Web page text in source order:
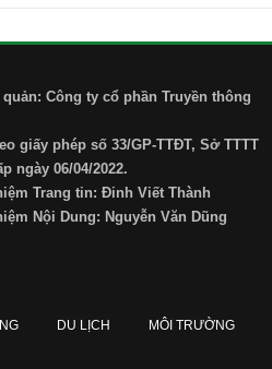
Công ty cổ phần Truyền thông
giấy phép số 33/GP-TTĐT, Sở TTTT
ngày 06/04/2022.
Trang tin: Đinh Viết Thành
Nội Dung: Nguyễn Văn Dũng
DU LỊCH MÔI TRƯỜNG